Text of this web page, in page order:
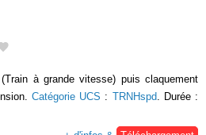
à grande vitesse) puis claquement
Catégorie UCS : TRNHspd. Durée :